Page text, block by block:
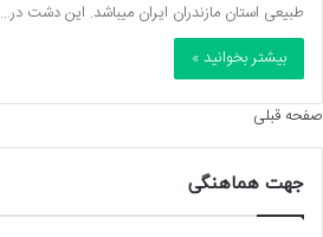
طبیعی استان مازندران ایران میباشد. این دشت در…
بیشتر بخوانید »
صفحه قبلی
جهت هماهنگی